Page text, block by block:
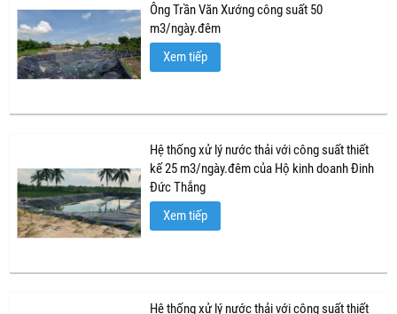
Ông Trần Văn Xướng công suất 50
m3/ngày.đêm
Xem tiếp
Hệ thống xử lý nước thải với công suất thiết
kế 25 m3/ngày.đêm của Hộ kinh doanh Đinh
Đức Thắng
Xem tiếp
Hệ thống xử lý nước thải với công suất thiết